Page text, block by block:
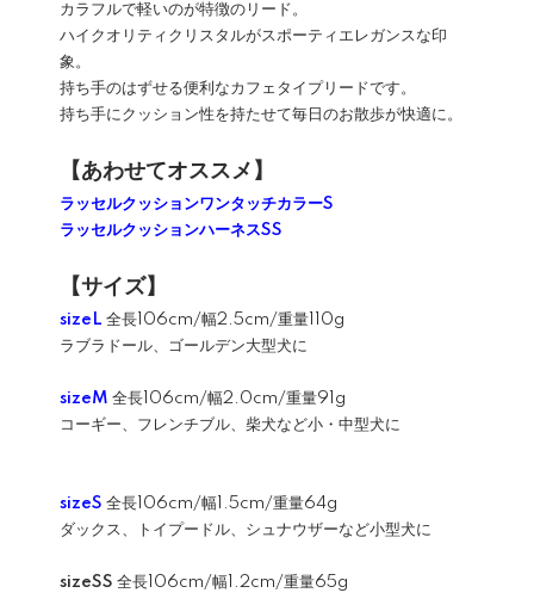
カラフルで軽いのが特徴のリード。
ハイクオリティクリスタルがスポーティエレガンスな印
象。
持ち手のはずせる便利なカフェタイプリードです。
持ち手にクッション性を持たせて毎日のお散歩が快適に。
【あわせてオススメ】
ラッセルクッションワンタッチカラーS
ラッセルクッションハーネスSS
【サイズ】
sizeL 全長106cm/幅2.5cm/重量110g
ラブラドール、ゴールデン大型犬に
sizeM 全長106cm/幅2.0cm/重量91g
コーギー、フレンチブル、柴犬など小・中型犬に
sizeS 全長106cm/幅1.5cm/重量64g
ダックス、トイプードル、シュナウザーなど小型犬に
sizeSS 全長106cm/幅1.2cm/重量65g